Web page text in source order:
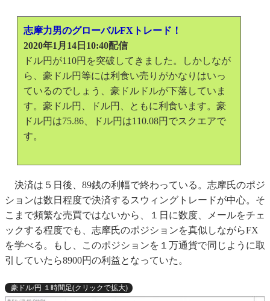
志摩力男のグローバルFXトレード！
2020年1月14日10:40配信
ドル円が110円を突破してきました。しかしなが
ら、豪ドル円等には利食い売りがかなりはいっ
ているのでしょう、豪ドルドルが下落していま
す。豪ドル円、ドル円、ともに利食います。豪
ドル円は75.86、ドル円は110.08円でスクエアで
す。
決済は５日後、89銭の利幅で終わっている。志摩氏のポジ
ションは数日程度で決済するスウィングトレードが中心。そ
こまで頻繁な売買ではないから、１日に数度、メールをチェ
ックする程度でも、志摩氏のポジションを真似しながらFX
を学べる。もし、このポジションを１万通貨で同じように取
引していたら8900円の利益となっていた。
豪ドル/円 １時間足(クリックで拡大)